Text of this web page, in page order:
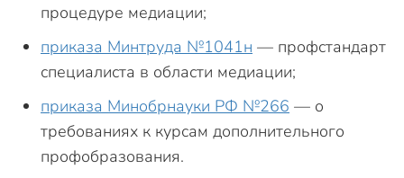
процедуре медиации;
приказа Минтруда №1041н — профстандарт
специалиста в области медиации;
приказа Минобрнауки РФ №266 — о
требованиях к курсам дополнительного
профобразования.